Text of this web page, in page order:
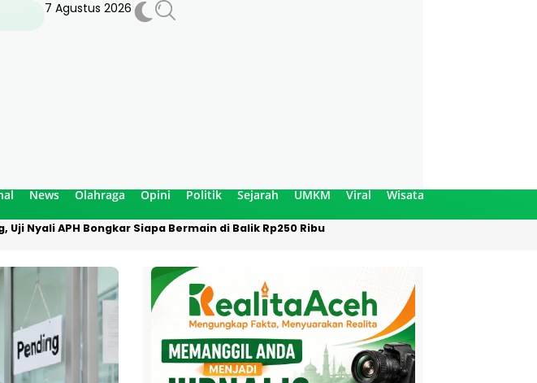
7 Agustus 2026
News Olahraga Opini Politik Sejarah UMKM Viral Wisata
Nyali APH Bongkar Siapa Bermain di Balik Rp250 Ribu